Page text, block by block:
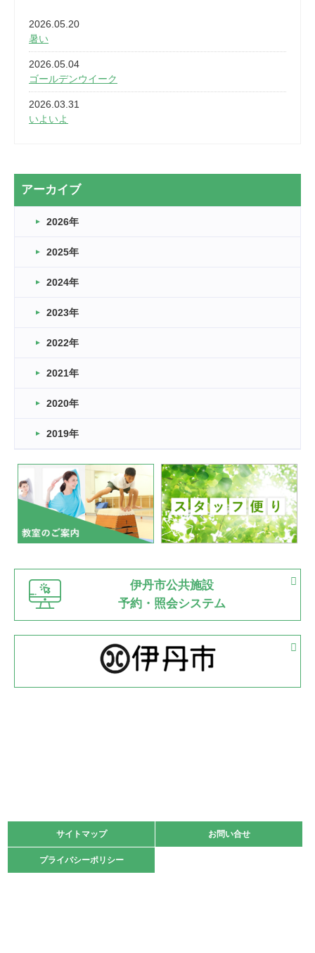
2026.05.20
暑い
2026.05.04
ゴールデンウイーク
2026.03.31
いよいよ
2026.03.20
なぎなた
2026.03.16
車いすバスケとRくんのお話
卒業・卒園の季節★
2026.03.11
緑ケ丘体育館
2022.11.03
緑ケ丘体育館
いたっぼーる大会☆彡
緑ケ丘体育館
2022.07.03
市内総合体育大会が開始
緑ケ丘体育館 猪名川運動広場
古池運動広場
2022.06.12
県知事杯争奪バレーボール大会が開催
2022.05.05
体育協会長杯 バドミントン競技の部
2022.05.22
緑ケ丘体育館
2021.10.23
卓球選手権大会ラージボールの部開催☆
アーカイブ
2026年
2025年
2024年
2023年
2022年
2021年
2020年
2019年
伊丹市公共施設
予約・照会システム
サイトマップ お問い合せ
プライバシーポリシー
サイトマップ お問い合せ
プライバシーポリシー